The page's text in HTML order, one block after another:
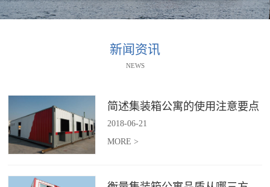
新闻资讯
NEWS
简述集装箱公寓的使用注意要点
2018-06-21
MORE >